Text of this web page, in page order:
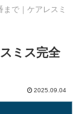
で｜ケアレスミ
ミス完全
2025.09.04